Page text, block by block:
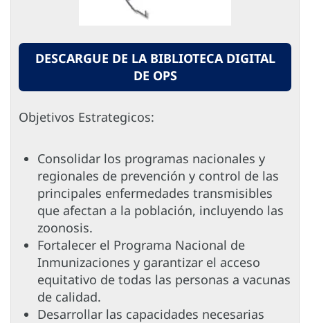
DESCARGUE DE LA BIBLIOTECA DIGITAL
DE OPS
Objetivos Estrategicos:
Consolidar los programas nacionales y
regionales de prevención y control de las
principales enfermedades transmisibles
que afectan a la población, incluyendo las
zoonosis.
Fortalecer el Programa Nacional de
Inmunizaciones y garantizar el acceso
equitativo de todas las personas a vacunas
de calidad.
Desarrollar las capacidades necesarias